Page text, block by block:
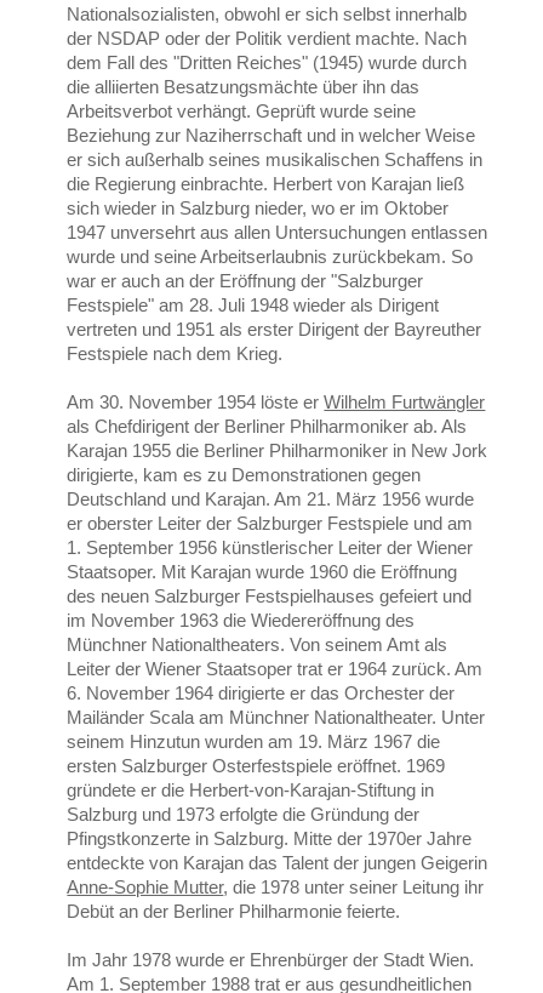
Nationalsozialisten, obwohl er sich selbst innerhalb
der NSDAP oder der Politik verdient machte. Nach
dem Fall des "Dritten Reiches" (1945) wurde durch
die alliierten Besatzungsmächte über ihn das
Arbeitsverbot verhängt. Geprüft wurde seine
Beziehung zur Naziherrschaft und in welcher Weise
er sich außerhalb seines musikalischen Schaffens in
die Regierung einbrachte. Herbert von Karajan ließ
sich wieder in Salzburg nieder, wo er im Oktober
1947 unversehrt aus allen Untersuchungen entlassen
wurde und seine Arbeitserlaubnis zurückbekam. So
war er auch an der Eröffnung der "Salzburger
Festspiele" am 28. Juli 1948 wieder als Dirigent
vertreten und 1951 als erster Dirigent der Bayreuther
Festspiele nach dem Krieg.
Am 30. November 1954 löste erWilhelm Furtwängler
als Chefdirigent der Berliner Philharmoniker ab. Als
Karajan 1955 die Berliner Philharmoniker in New Jork
dirigierte, kam es zu Demonstrationen gegen
Deutschland und Karajan. Am 21. März 1956 wurde
er oberster Leiter der Salzburger Festspiele und am
1. September 1956 künstlerischer Leiter der Wiener
Staatsoper. Mit Karajan wurde 1960 die Eröffnung
des neuen Salzburger Festspielhauses gefeiert und
im November 1963 die Wiedereröffnung des
Münchner Nationaltheaters. Von seinem Amt als
Leiter der Wiener Staatsoper trat er 1964 zurück. Am
6. November 1964 dirigierte er das Orchester der
Mailänder Scala am Münchner Nationaltheater. Unter
seinem Hinzutun wurden am 19. März 1967 die
ersten Salzburger Osterfestspiele eröffnet. 1969
gründete er die Herbert-von-Karajan-Stiftung in
Salzburg und 1973 erfolgte die Gründung der
Pfingstkonzerte in Salzburg. Mitte der 1970er Jahre
entdeckte von Karajan das Talent der jungen Geigerin
Anne-Sophie Mutter, die 1978 unter seiner Leitung ihr
Debüt an der Berliner Philharmonie feierte.
Im Jahr 1978 wurde er Ehrenbürger der Stadt Wien.
Am 1. September 1988 trat er aus gesundheitlichen